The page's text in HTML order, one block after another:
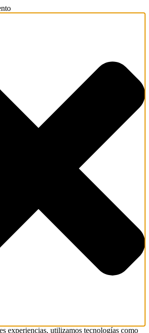
experiencias, utilizamos tecnologías como